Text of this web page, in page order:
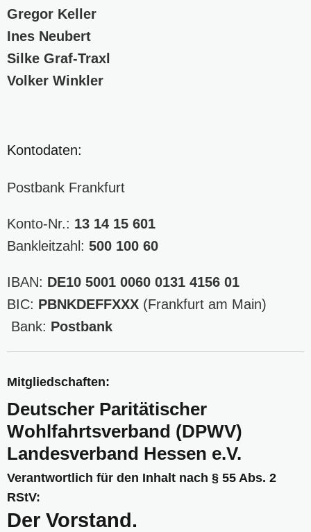
Gregor Keller
Ines Neubert
Silke Graf-Traxl
Volker Winkler
Kontodaten:
Postbank Frankfurt
Konto-Nr.: 13 14 15 601
Bankleitzahl: 500 100 60
IBAN: DE10 5001 0060 0131 4156 01
BIC: PBNKDEFFXXX (Frankfurt am Main)
Bank: Postbank
Mitgliedschaften:
Deutscher Paritätischer
Wohlfahrtsverband (DPWV)
Landesverband Hessen e.V.
Verantwortlich für den Inhalt nach § 55 Abs. 2
RStV:
Der Vorstand.